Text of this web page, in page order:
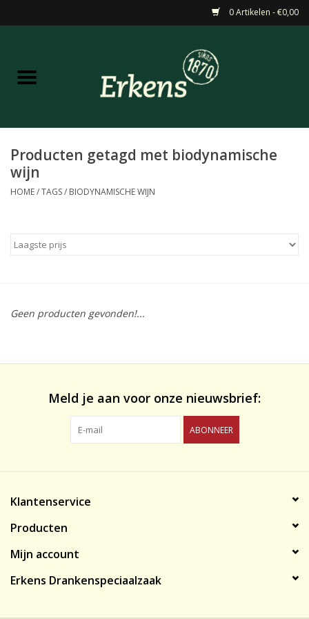
0 Artikelen - €0,00
Home
Wijn
likeuren&Overig
Producten getagd met biodynamische
wijn
HOME/TAGS/ BIODYNAMISCHE WIJN
Geen producten gevonden!...
Meld je aan voor onze nieuwsbrief:
ABONNEER
Klantenservice
Producten
Mijn account
Erkens Drankenspeciaalzaak